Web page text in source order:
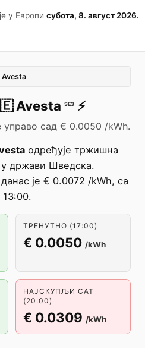
у Европи субота, 8. август 2026.
Avesta
Avesta SE3 ⚡️
управо сад € 0.0050 /kWh.
одређује тржишна
у држави Шведска.
је € 0.0072 /kWh, са
13:00.
ТРЕНУТНО (17:00)
€ 0.0050 /kWh
НАЈСКУПЉИ САТ
(20:00)
€ 0.0309 /kWh